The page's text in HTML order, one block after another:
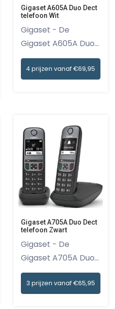
Gigaset A605A Duo Dect
telefoon Wit
Gigaset - De
Gigaset A605A Duo
Dect telefoo...
4 prijzen vanaf €69,95
Gigaset A705A Duo Dect
telefoon Zwart
Gigaset - De
Gigaset A705A Duo
Dect telefoo...
3 prijzen vanaf €65,95